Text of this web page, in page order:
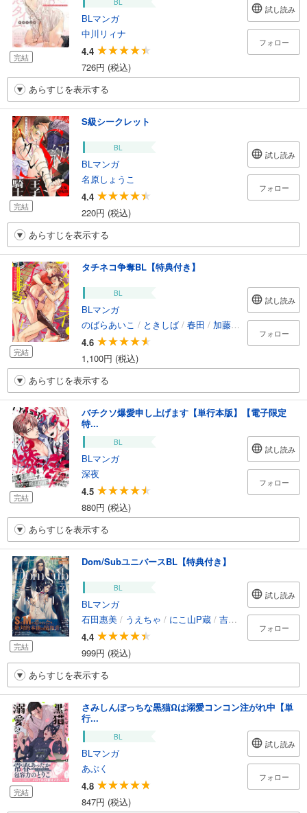
完結
BL
BLマンガ
中川リィナ
4.4
726円 (税込)
試し読み
フォロー
あらすじを表示する
完結
S級シークレット
BL
BLマンガ
名原しょうこ
4.4
220円 (税込)
試し読み
フォロー
あらすじを表示する
完結
タチネコ争奪BL【特典付き】
BL
BLマンガ
のばらあいこ / ときしば / 春田 / 加藤むう /小宮山こま
4.6
1,100円 (税込)
試し読み
フォロー
あらすじを表示する
完結
バチクソ爆愛申し上げます【単行本版】【電子限定
特...
BL
BLマンガ
深夜
4.5
880円 (税込)
試し読み
フォロー
あらすじを表示する
完結
Dom/SubユニバースBL【特典付き】
BL
BLマンガ
石田惠美 / うえちゃ / にこ山P蔵 / 吉永だらお /世津/
4.4
999円 (税込)
試し読み
フォロー
あらすじを表示する
完結
さみしんぼっちな黒猫Ωは溺愛コンコン注がれ中【単
行...
BL
BLマンガ
あぶく
4.8
847円 (税込)
試し読み
フォロー